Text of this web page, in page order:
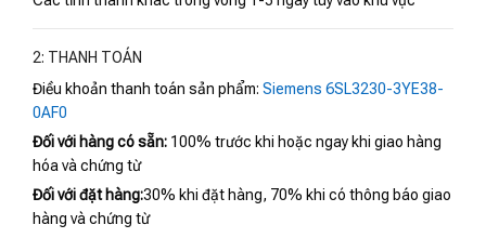
2: THANH TOÁN
Điều khoản thanh toán sản phẩm: Siemens 6SL3230-3YE38-
0AF0
Đối với hàng có sẵn: 100% trước khi hoặc ngay khi giao hàng
hóa và chứng từ
Đối với đặt hàng:30% khi đặt hàng, 70% khi có thông báo giao
hàng và chứng từ